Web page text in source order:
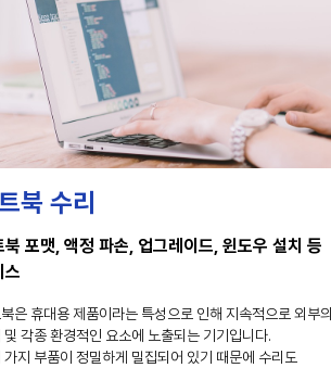
북 수리
북 포맷, 액정 파손, 업그레이드, 윈도우 설치 등
스
은 휴대용 제품이라는 특성으로 인해 지속적으로 외부의
및 각종 환경적인 요소에 노출되는 기기입니다.
가지 부품이 정밀하게 밀집되어 있기 때문에 수리도